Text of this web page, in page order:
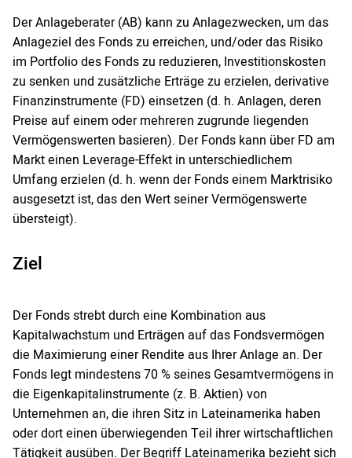
Der Anlageberater (AB) kann zu Anlagezwecken, um das
Anlageziel des Fonds zu erreichen, und/oder das Risiko
im Portfolio des Fonds zu reduzieren, Investitionskosten
zu senken und zusätzliche Erträge zu erzielen, derivative
Finanzinstrumente (FD) einsetzen (d. h. Anlagen, deren
Preise auf einem oder mehreren zugrunde liegenden
Vermögenswerten basieren). Der Fonds kann über FD am
Markt einen Leverage-Effekt in unterschiedlichem
Umfang erzielen (d. h. wenn der Fonds einem Marktrisiko
ausgesetzt ist, das den Wert seiner Vermögenswerte
übersteigt).
Ziel
Der Fonds strebt durch eine Kombination aus
Kapitalwachstum und Erträgen auf das Fondsvermögen
die Maximierung einer Rendite aus Ihrer Anlage an. Der
Fonds legt mindestens 70 % seines Gesamtvermögens in
die Eigenkapitalinstrumente (z. B. Aktien) von
Unternehmen an, die ihren Sitz in Lateinamerika haben
oder dort einen überwiegenden Teil ihrer wirtschaftlichen
Tätigkeit ausüben. Der Begriff Lateinamerika bezieht sich